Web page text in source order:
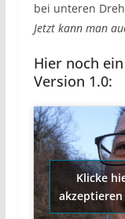
bei unteren
Jetzt kann man
Hier noch
Version 1.0:
Klicke